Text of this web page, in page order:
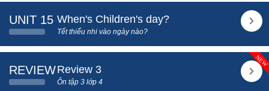
UNIT 15 When's Children's day?
Tết thiếu nhi vào ngày nào?
REVIEWReview 3
Ôn tập 3 lớp 4